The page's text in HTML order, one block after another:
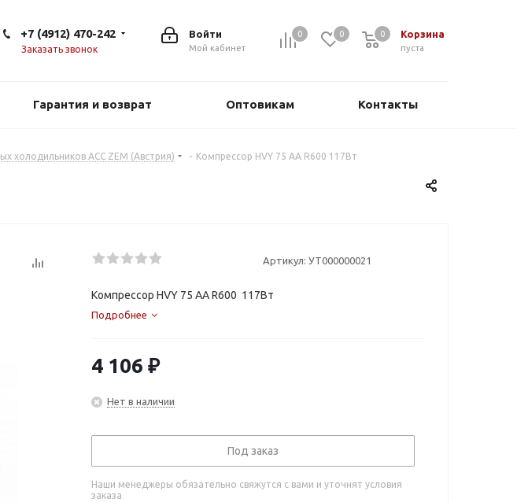
0 0 Корзина
0
пуста
0
Войти
Мой кабинет
+7 (4912) 470-242
Заказать звонок
Гарантия и возврат Оптовикам Контакты
холодильников АСС ZEM (Австрия) - Компрессор НVY 75 AA R600 117Вт
Артикул: УТ000000021
Компрессор НVY 75 AA R600 117Вт
Подробнее
4 106 ₽
Нет в наличии
Под заказ
Наши менеджеры обязательно свяжутся с вами и уточнят условия
заказа